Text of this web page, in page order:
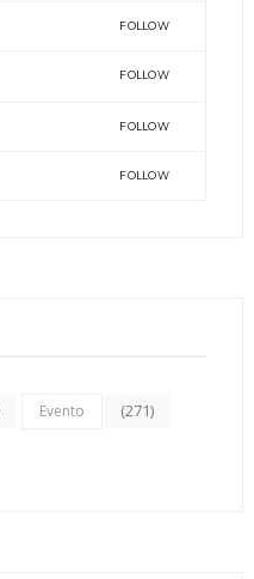
FOLLOW
FOLLOW
FOLLOW
FOLLOW
Evento (271)